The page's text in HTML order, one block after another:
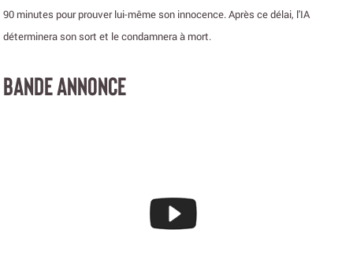
90 minutes pour prouver lui-même son innocence. Après ce délai, l'IA
déterminera son sort et le condamnera à mort.
BANDE ANNONCE